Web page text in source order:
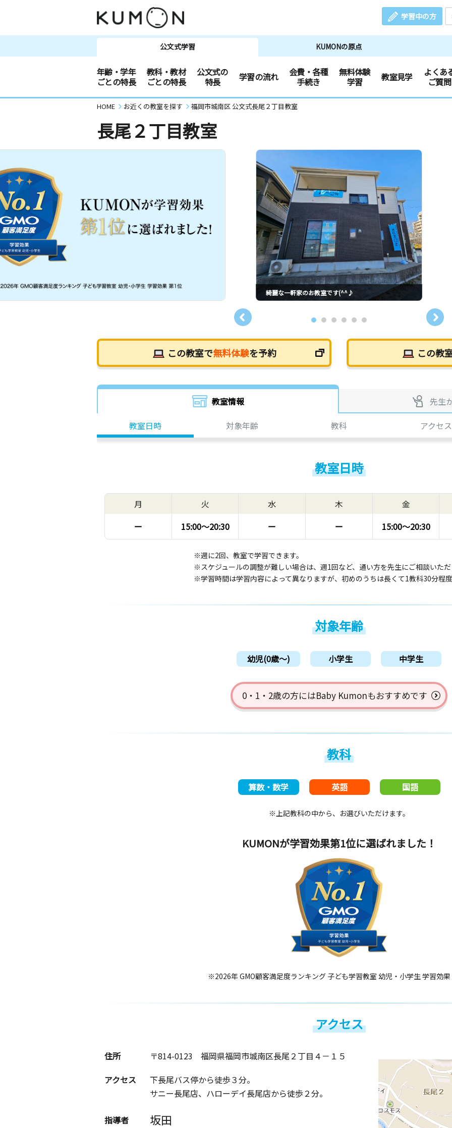
学習中の方
公文式学習 KUMONの原点
年齢・学年
ごとの特長
教科・教材
ごとの特長
公文式の
特長
学習の流れ
会費・各種
手続き
無料体験
学習
教室見学
よくあ
ご質問
HOME お近くの教室を探す 福岡市城南区 公文式長尾２丁目教室
長尾２丁目教室
綺麗な一軒家のお教室です(^^♪
この教室で無料体験を予約 この教
教室情報
先生
教室日時
対象年齢 教科 アクセス
教室日時
月
ー
火
15:00〜20:30
水
ー
木
ー
金
15:00〜20:30
※週に2回、教室で学習できます。
※スケジュールの調整が難しい場合は、週1回など、通い方を先生にご相談いた
※学習時間は学習内容によって異なりますが、初めのうちは長くて1教科30分程
対象年齢
幼児(0歳〜) 小学生 中学生
0・1・2歳の方にはBaby Kumonもおすすめです
教科
算数・数学 英語 国語
※上記教科の中から、お選びいただけます。
KUMONが学習効果第1位に選ばれました！
※2026年 GMO顧客満足度ランキング 子ども学習教室 幼児・小学生 学習効
アクセス
住所 〒814-0123 福岡県福岡市城南区長尾２丁目４－１５
アクセス
下長尾バス停から徒歩３分。
サニー長尾店、ハローデイ長尾店から徒歩２分。
指導者 坂田